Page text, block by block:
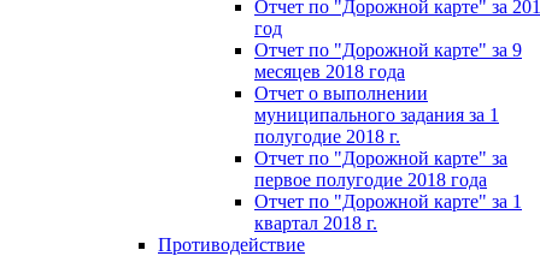
Отчет по "Дорожной карте" за
год
Отчет по "Дорожной карте" за 9
месяцев 2018 года
Отчет о выполнении
муниципального задания за 1
полугодие 2018 г.
Отчет по "Дорожной карте" за
первое полугодие 2018 года
Отчет по "Дорожной карте" за 1
квартал 2018 г.
Противодействие